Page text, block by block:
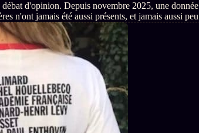
d'opinion. Depuis novembre 2025, une donnée
n'ont jamais été aussi présents, et jamais aussi peu
il l'accompagne.